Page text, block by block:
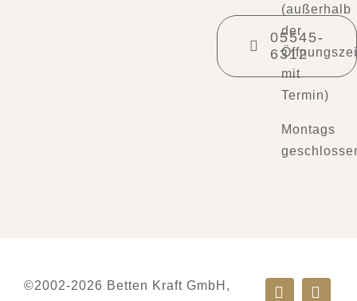
05545-
6312
(außerhalb
der
mit
Termin)
Montags
©2002-2026 Betten Kraft GmbH,